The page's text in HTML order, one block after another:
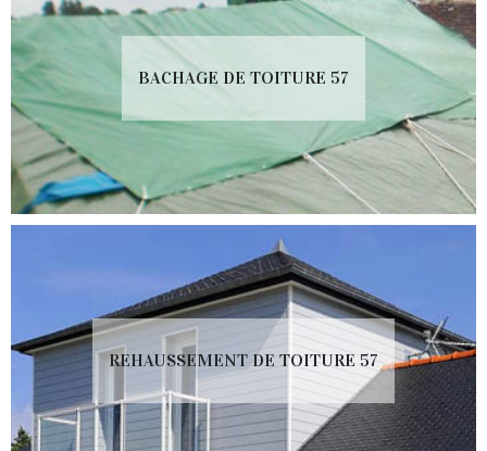
BACHAGE DE TOITURE 57
REHAUSSEMENT DE TOITURE 57